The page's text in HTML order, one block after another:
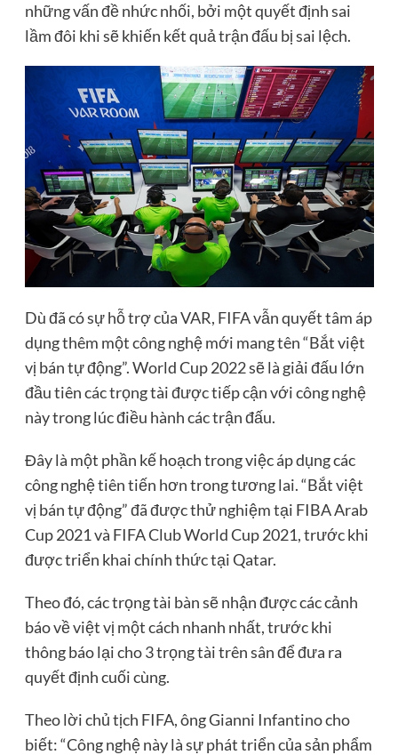
những vấn đề nhức nhối, bởi một quyết định sai
lầm đôi khi sẽ khiến kết quả trận đấu bị sai lệch.
Dù đã có sự hỗ trợ của VAR, FIFA vẫn quyết tâm áp
dụng thêm một công nghệ mới mang tên “Bắt việt
vị bán tự động”. World Cup 2022 sẽ là giải đấu lớn
đầu tiên các trọng tài được tiếp cận với công nghệ
này trong lúc điều hành các trận đấu.
Đây là một phần kế hoạch trong việc áp dụng các
công nghệ tiên tiến hơn trong tương lai. “Bắt việt
vị bán tự động” đã được thử nghiệm tại FIBA Arab
Cup 2021 và FIFA Club World Cup 2021, trước khi
được triển khai chính thức tại Qatar.
Theo đó, các trọng tài bàn sẽ nhận được các cảnh
báo về việt vị một cách nhanh nhất, trước khi
thông báo lại cho 3 trọng tài trên sân để đưa ra
quyết định cuối cùng.
Theo lời chủ tịch FIFA, ông Gianni Infantino cho
biết: “Công nghệ này là sự phát triển của sản phẩm